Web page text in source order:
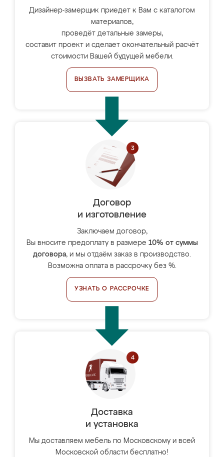
Дизайнер-замерщик приедет к Вам с каталогом
материалов,
проведёт детальные замеры,
составит проект и сделает окончательный расчёт
стоимости Вашей будущей мебели.
ВЫЗВАТЬ ЗАМЕРЩИКА
Договор
и изготовление
Заключаем договор,
Вы вносите предоплату в размере 10% от суммы
договора, и мы отдаём заказ в производство.
Возможна оплата в рассрочку без %.
УЗНАТЬ О РАССРОЧКЕ
Доставка
и установка
Мы доставляем мебель по Московскому и всей
Московской области бесплатно!